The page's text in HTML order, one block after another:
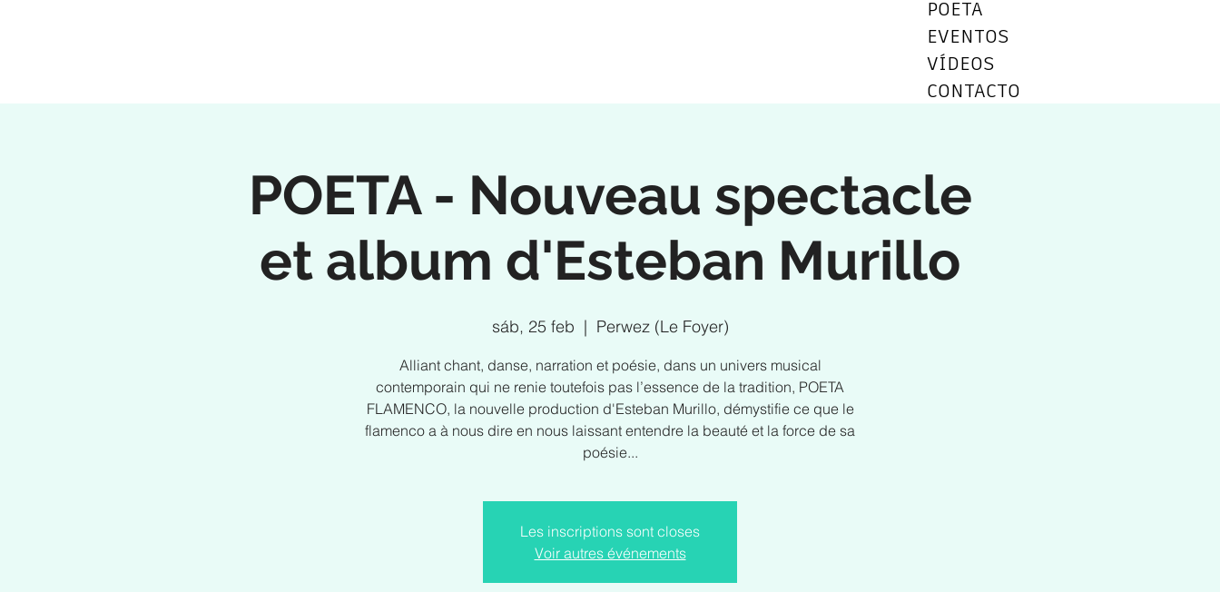
POETA
EVENTOS
VÍDEOS
CONTACTO
POETA - Nouveau spectacle
et album d'Esteban Murillo
sáb, 25 feb
  |
Perwez (Le Foyer)
Alliant chant, danse, narration et poésie, dans un univers musical
contemporain qui ne renie toutefois pas l’essence de la tradition, POETA
FLAMENCO, la nouvelle production d'Esteban Murillo, démystifie ce que le
flamenco a à nous dire en nous laissant entendre la beauté et la force de sa
poésie...
Les inscriptions sont closes
Voir autres événements